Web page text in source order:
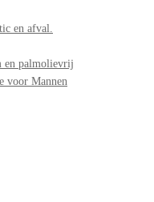
en afval.
en palmolievrij
voor Mannen